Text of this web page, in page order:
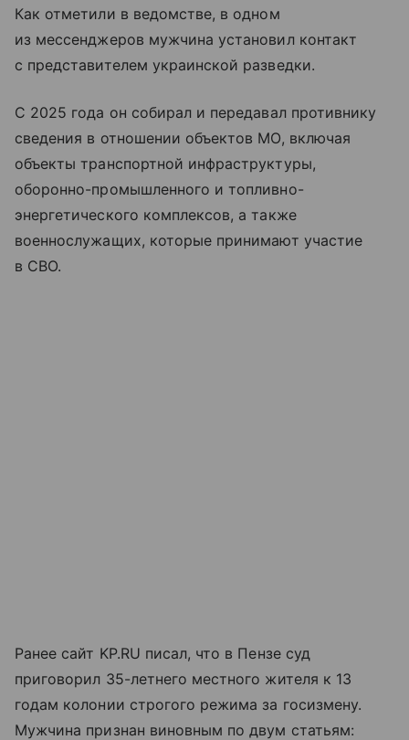
Как отметили в ведомстве, в одном
из мессенджеров мужчина установил контакт
с представителем украинской разведки.
С 2025 года он собирал и передавал противнику
сведения в отношении объектов МО, включая
объекты транспортной инфраструктуры,
оборонно-промышленного и топливно-
энергетического комплексов, а также
военнослужащих, которые принимают участие
в СВО.
Ранее сайт KP.RU писал, что в Пензе суд
приговорил 35-летнего местного жителя к 13
годам колонии строгого режима за госизмену.
Мужчина признан виновным по двум статьям: